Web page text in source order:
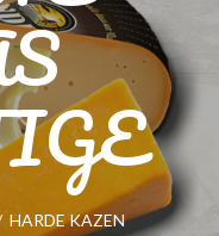
HARDE KAZEN